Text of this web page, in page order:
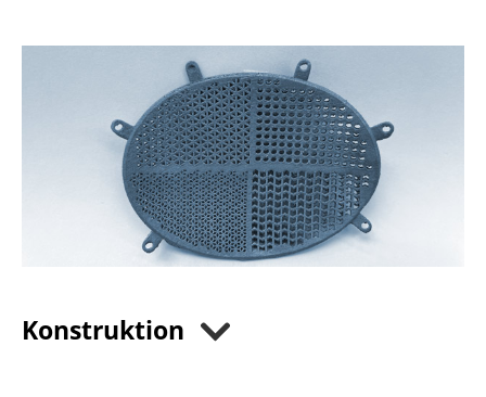
Konstruktion